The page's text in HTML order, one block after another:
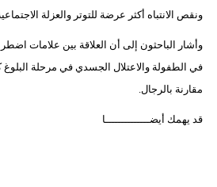
ونقص الانتباه أكثر عرضة للتوتر والعزلة
وأشار الباحثون إلى أن العلاقة بين علامات
في الطفولة والاعتلال الجسدي في مرحلة
مقارنة بالرجال.
قد يهمك أيضــــــــــــــا